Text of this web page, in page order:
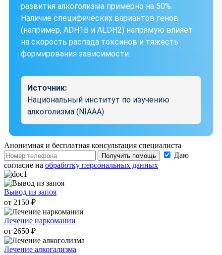
развития алкоголизма примерно на 50%.
Наличие специфических вариантов генов
(например, ADH1B и ALDH2) напрямую влияет
на скорость распада токсинов и тяжесть
формирования зависимости.
Источник:
Национальный институт по изучению
алкоголизма (NIAAA)
Анонимная и бесплатная консультация специалиста
Получить помощь
Даю
согласие на обработку персональных данных
Вывод из запоя
от 2150 ₽
Лечение наркомании
от 2650 ₽
Лечение алкогализма